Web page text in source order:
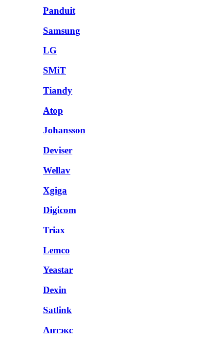
Panduit
Samsung
LG
SMiT
Tiandy
Atop
Johansson
Deviser
Wellav
Xgiga
Digicom
Triax
Lemco
Yeastar
Dexin
Satlink
Антэкс